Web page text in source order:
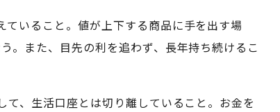
いること。値が上下する商品に手を出す場
。また、目先の利を追わず、長年持ち続けるこ
、生活口座とは切り離していること。お金を